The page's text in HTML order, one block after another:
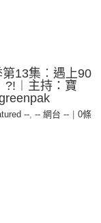
第13集︰遇上90
?!︱主持：寶
--, -- 網台 --
0條